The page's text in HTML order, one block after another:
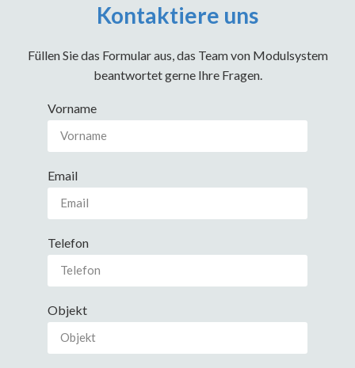
Kontaktiere uns
Füllen Sie das Formular aus, das Team von Modulsystem
beantwortet gerne Ihre Fragen.
Vorname
Email
Telefon
Objekt